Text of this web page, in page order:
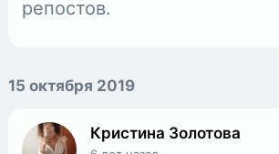
репостов.
15 октября 2019
Кристина Золотова